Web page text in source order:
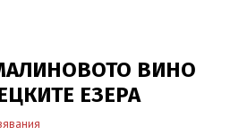
ВИНО
ЕЗЕРА